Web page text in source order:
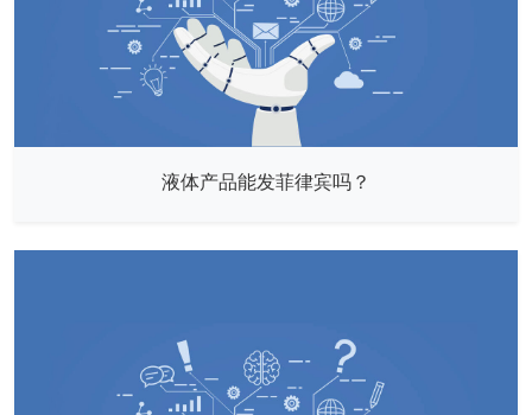
液体产品能发菲律宾吗？